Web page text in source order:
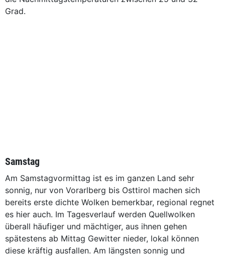
Grad.
Samstag
Am Samstagvormittag ist es im ganzen Land sehr
sonnig, nur von Vorarlberg bis Osttirol machen sich
bereits erste dichte Wolken bemerkbar, regional regnet
es hier auch. Im Tagesverlauf werden Quellwolken
überall häufiger und mächtiger, aus ihnen gehen
spätestens ab Mittag Gewitter nieder, lokal können
diese kräftig ausfallen. Am längsten sonnig und